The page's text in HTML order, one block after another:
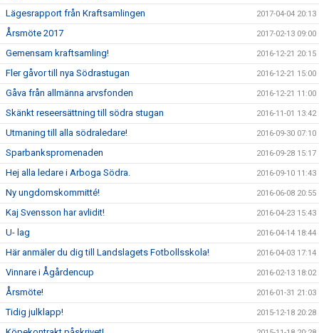
Lägesrapport från Kraftsamlingen 2017-04-04 20:13
Årsmöte 2017 2017-02-13 09:00
Gemensam kraftsamling! 2016-12-21 20:15
Fler gåvor till nya Södrastugan 2016-12-21 15:00
Gåva från allmänna arvsfonden 2016-12-21 11:00
Skänkt reseersättning till södra stugan 2016-11-01 13:42
Utmaning till alla södraledare! 2016-09-30 07:10
Sparbankspromenaden 2016-09-28 15:17
Hej alla ledare i Arboga Södra. 2016-09-10 11:43
Ny ungdomskommitté! 2016-06-08 20:55
Kaj Svensson har avlidit! 2016-04-23 15:43
U- lag 2016-04-14 18:44
Här anmäler du dig till Landslagets Fotbollsskola! 2016-04-03 17:14
Vinnare i Ågårdencup 2016-02-13 18:02
Årsmöte! 2016-01-31 21:03
Tidig julklapp! 2015-12-18 20:28